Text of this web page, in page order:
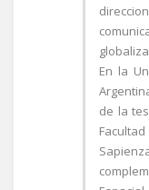
En la
de la